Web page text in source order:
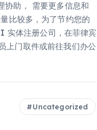
协助， 需要更多信息和
比较多，为了节约您的
实体注册公司，在菲律宾
上门取件或前往我们办公
Uncategorized